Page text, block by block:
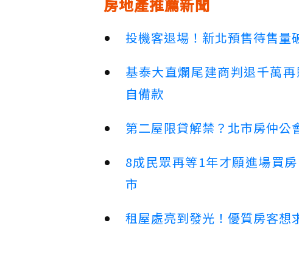
房地產推薦新聞
投機客退場！新北預售待售量
基泰大直爛尾建商判退千萬
自備款
第二屋限貸解禁？北市房仲公
8成民眾再等1年才願進場買
市
租屋處亮到發光！優質房客想